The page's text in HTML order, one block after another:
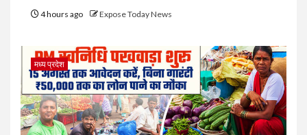
4 hours ago Expose Today News
मध्य प्रदेश